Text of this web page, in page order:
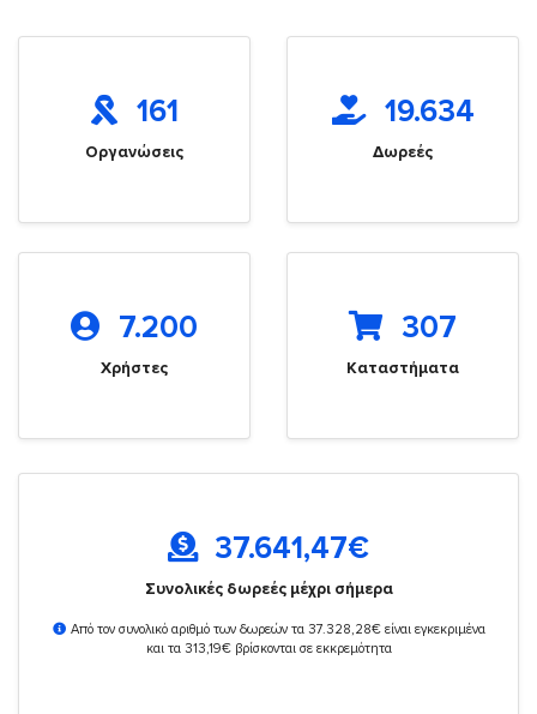
161
Οργανώσεις
19.634
Δωρεές
7.200
Χρήστες
307
Καταστήματα
37.641,47€
Συνολικές δωρεές μέχρι σήμερα
Από τον συνολικό αριθμό των δωρεών τα 37.328,28€ είναι εγκεκριμένα
και τα 313,19€ βρίσκονται σε εκκρεμότητα